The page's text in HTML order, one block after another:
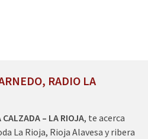
RADIO LA
CALZADA – LA RIOJA, te acerca
La Rioja, Rioja Alavesa y ribera